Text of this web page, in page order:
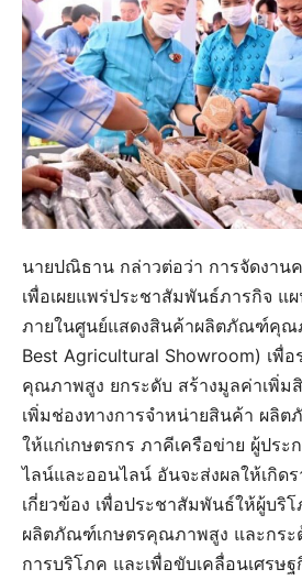
นายปณิธาน กล่าวต่อว่า การจัดงาน
เพื่อเผยแพร่ประชาสัมพันธ์ภารกิจ แ
ภายในศูนย์แสดงสินค้าผลิตภัณฑ์คุณ
Best Agricultural Showroom) เพื่อ
คุณภาพสูง ยกระดับ สร้างมูลค่าเพิ่ม
เพิ่มช่องทางการจำหน่ายสินค้า ผลิ
ให้แก่เกษตรกร ภาคีเครือข่าย ผู้ประ
ไลน์และออนไลน์ อันจะส่งผลให้เกิด
เกี่ยวข้อง เพื่อประชาสัมพันธ์ให้ผู้บริ
ผลิตภัณฑ์เกษตรคุณภาพสูง และกระ
การบริโภค และเพื่อขับเคลื่อนเศรษ